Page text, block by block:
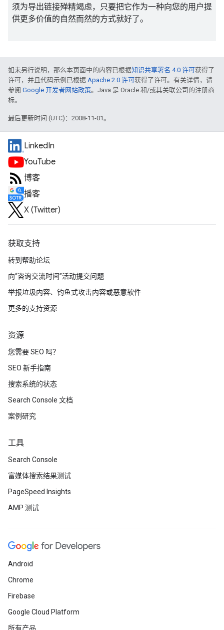
须为导出链接殚精竭虑，只要把它作为一种向您的用户提
供更多价值的自然而然的方式就好了。
如未另行说明，那么本页面中的内容已根据知识共享署名 4.0 许可获得了
许可，并且代码示例已根据 Apache 2.0 许可获得了许可。有关详情，请
参阅 Google 开发者网站政策。Java 是 Oracle 和/或其关联公司的注册商
标。
最后更新时间 (UTC)：2008-11-01。
LinkedIn
YouTube
博客
播客
X (Twitter)
获取支持
转到帮助论坛
向“咨询交流时间”活动提交问题
举报垃圾内容、钓鱼式攻击内容或恶意软件
更多的支持资源
资源
您需要 SEO 吗？
SEO 新手指南
搜索系统的状态
Search Console 文档
案例研究
工具
Search Console
富媒体搜索结果测试
PageSpeed Insights
AMP 测试
Android
Chrome
Firebase
Google Cloud Platform
所有产品